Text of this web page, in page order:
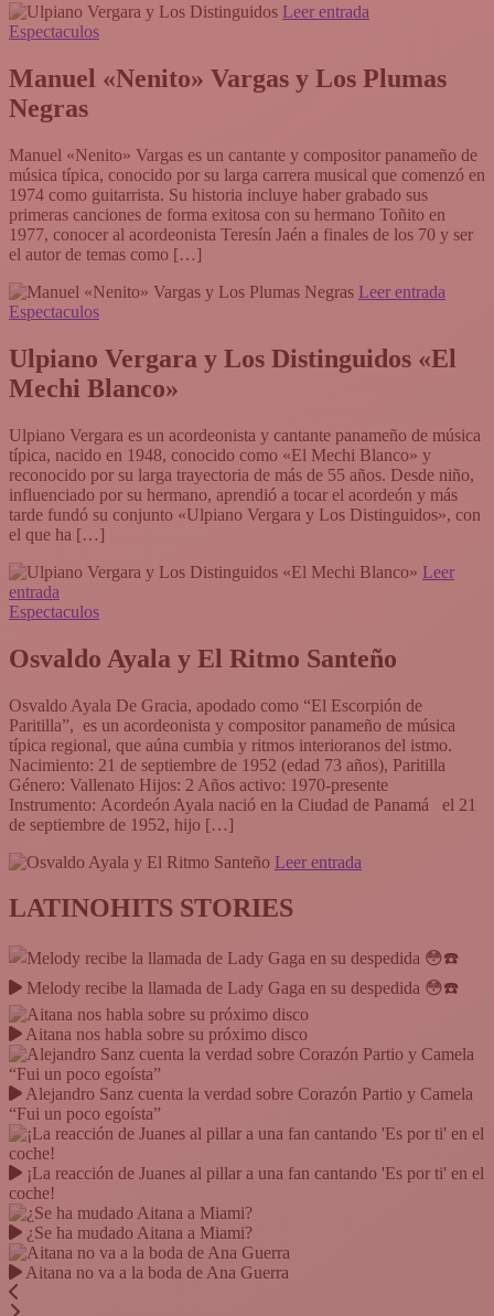
Leer entrada
Espectaculos
Manuel «Nenito» Vargas y Los Plumas
Negras
Manuel «Nenito» Vargas es un cantante y compositor panameño de
música típica, conocido por su larga carrera musical que comenzó en
1974 como guitarrista. Su historia incluye haber grabado sus
primeras canciones de forma exitosa con su hermano Toñito en
1977, conocer al acordeonista Teresín Jaén a finales de los 70 y ser
el autor de temas como […]
Leer entrada
Espectaculos
Ulpiano Vergara y Los Distinguidos «El
Mechi Blanco»
Ulpiano Vergara es un acordeonista y cantante panameño de música
típica, nacido en 1948, conocido como «El Mechi Blanco» y
reconocido por su larga trayectoria de más de 55 años. Desde niño,
influenciado por su hermano, aprendió a tocar el acordeón y más
tarde fundó su conjunto «Ulpiano Vergara y Los Distinguidos», con
el que ha […]
Leer
entrada
Espectaculos
Osvaldo Ayala y El Ritmo Santeño
Osvaldo Ayala De Gracia, apodado como “El Escorpión de
Paritilla”, ​ es un acordeonista y compositor panameño de música
típica regional, que aúna cumbia y ritmos interioranos del istmo.
Nacimiento: 21 de septiembre de 1952 (edad 73 años), Paritilla
Género: Vallenato Hijos: 2 Años activo: 1970-presente​
Instrumento: Acordeón Ayala nació en la Ciudad de Panamá el 21
de septiembre de 1952, hijo […]
Leer entrada
LATINOHITS STORIES
Melody recibe la llamada de Lady Gaga en su despedida 😳☎️
Aitana nos habla sobre su próximo disco
Alejandro Sanz cuenta la verdad sobre Corazón Partio y Camela
“Fui un poco egoísta”
¡La reacción de Juanes al pillar a una fan cantando 'Es por ti' en el
coche!
¿Se ha mudado Aitana a Miami?
Aitana no va a la boda de Ana Guerra